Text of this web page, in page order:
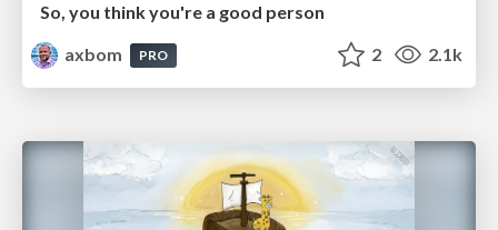
So, you think you're a good person
axbom
PRO 2 2.1k